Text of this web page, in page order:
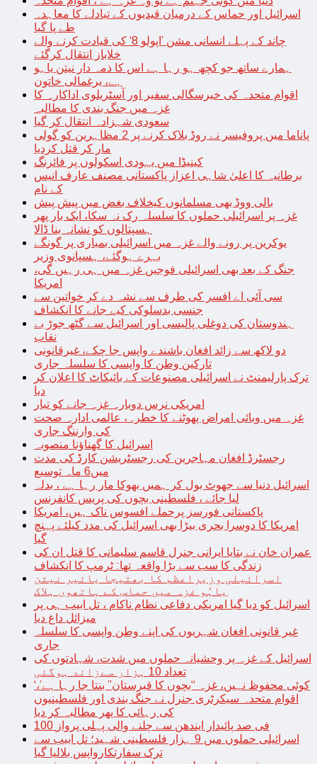
اسرائیل اور حماس کے درمیان قیدیوں کے تبادلے کا معاہدہ
طے پا گیا
چاند کے پہلے انسانی مشن ’اپولو 8‘ کی قیادت کرنے والے
خلاباز انتقال کرگئے
ہمارے ساتھ جو کچھ ہو رہا ہے اس کا ذمہ دار نیتن یاہو
ہے، یرغمالی خاتون
اقوام متحدہ کی خیرسگالی سفیر اور آسٹریلوی اداکارہ کا
غزہ میں جنگ بندی کا مطالبہ
سعودی شہزادہ انتقال کر گیا
پاناما میں پروفیسر نے روڈ بلاک کرنے پر 2 مظاہرین کو گولی
مار کر قتل کردیا
کینیڈا میں یہودی اسکولوں پر فائرنگ
برطانیہ کا اعلیٰ شاہی اعزاز پاکستانی مصنف عارف انیس
کے نام
بالی ووڈ بھی مسلمانوں کیخلاف بغض میں پیش پیش
غزہ پر اسرائیلی حملوں کا سلسلہ رک نہ سکا، ایک بار پھر
ہسپتالوں کو نشانہ بنا ڈالا
یوکرین پر رونے والے غزہ میں اسرائیلی بمباری پر گونگے
بہرے ہوگئے، ہسپانوی وزیر
جنگ کے بعد بھی اسرائیلی فوجیں غزہ میں ہی رہیں گی،
امریکا
سی آئی اے افسر کی طرف سے نشہ دے کر خواتین سے
جنسی بدسلوکی کیے جانے کا انکشاف
ہندوستان کی دوغلی پالیسی اور اسرائیل سے گٹھ جوڑ بے
نقاب
دو لاکھ سے زائد افغان باشندے واپس جا چکے، غیرقانونی
تارکین وطن کا واپسی کا سلسلہ جاری
ترک پارلیمنٹ نے اسرائیلی مصنوعات کے بائیکاٹ کا اعلان کر
دیا
امریکی نرس دوبارہ غزہ جانے کو تیار
غزہ میں وبائی امراض پھوٹنے کا خطرہ، عالمی ادارہ صحت
کی وارننگ جاری
اسرائیل کا گھناؤنا منصوبہ
رجسٹرڈ افغان مہاجرین کی رجسٹریشن کارڈ کی مدت
میں6 ماہ توسیع
اسرائیل دنیا سے جھوٹ بول کر ہمیں بھوکا مار رہا ہے ، بدلہ
لیا جائے ، فلسطینی بچوں کی پریس کانفرنس
پاکستانی فورسز پرحملے افسوس ناک ہیں، امریکا
امریکا کا دوسرا بحری بیڑا بھی اسرائیل کی مدد کیلئے پہنچ
گیا
عمران خان نے بتایا ایرانی جنرل قاسم سلیمانی کا قتل ان کی
زندگی کا سب سے بڑا واقعہ تھا: ٹرمپ کا انکشاف
اسرائیلی وزیراعظم کا بھتیجا یائیر نیتن
یاہُو غزہ میں حماس کے ہاتھوں ہلاک
اسرائیل کو دیا گیا امریکی دفاعی نظام ناکام ، تل ابیب ہی پر
میزائل داغ دیا
غیر قانونی افغان شہریوں کی اپنے وطن واپسی کا سلسلہ
جاری
اسرائیل کے غزہ پر وحشیانہ حملوں میں شدت، شہادتوں کی
تعداد 10 ہزار سےزائد ہوگئی
‘کوئی محفوظ نہیں، غزہ “بچوں کا قبرستان” بنتا جا رہا ہے’،
اقوام متحدہ سیکرٹری جنرل نے جنگ بندی اور فلسطینیوں
کی رہائی کا پھر مطالبہ کر دیا
100 فی صد پائیدار ایندھن سے چلنے والی پہلی پرواز
اسرائیلی حملوں میں 9 ہزار فلسطینی شہید؛ تل ابیب سے
ترک سفارتکارواپس بلالیا گیا